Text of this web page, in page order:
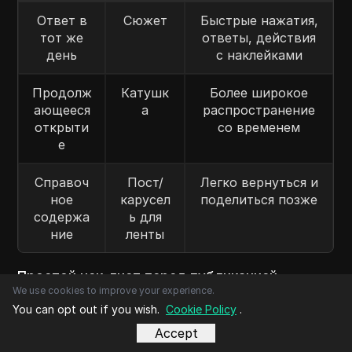
Ответ в
тот же
день
Сюжет
Быстрые нажатия,
ответы, действия
с наклейками
Продолж
ающееся
открыти
е
Катушк
а
Более широкое
распространение
со временем
Справоч
ное
содержа
ние
Пост/
карусел
ь для
ленты
Легко вернуться и
поделиться позже
Простой чек-лист перед публикацией
Задайте эти вопросы перед публикацией:
Продолжительность жизни: Нужно ли мне это быть
видимым спустя 24 часа?
We use cookies to improve your experience.
You can opt out if you wish. Cookie Policy .
Accept